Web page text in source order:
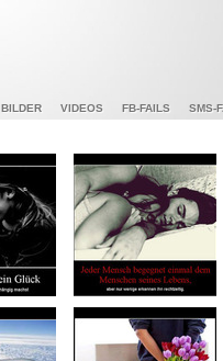
BILDER VIDEOS FB-FAILS SMS-